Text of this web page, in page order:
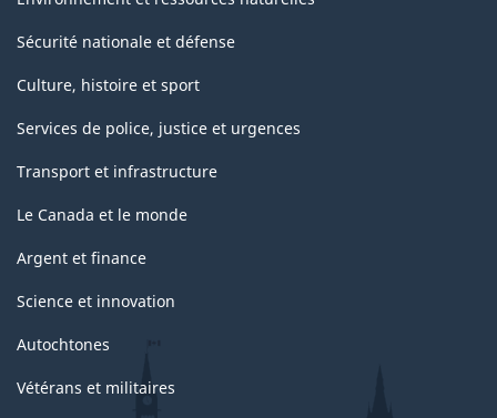
Sécurité nationale et défense
Culture, histoire et sport
Services de police, justice et urgences
Transport et infrastructure
Le Canada et le monde
Argent et finance
Science et innovation
Autochtones
Vétérans et militaires